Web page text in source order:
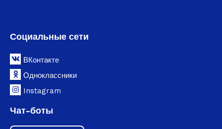
Социальные сети
ВКонтакте
Одноклассники
Instagram
Чат-боты